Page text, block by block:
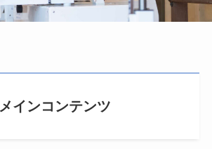
メインコンテンツ